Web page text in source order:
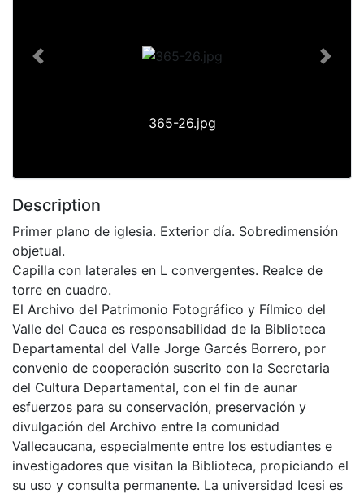
365-26.jpg
Previous Next
Description
Primer plano de iglesia. Exterior día. Sobredimensión
objetual.
Capilla con laterales en L convergentes. Realce de
torre en cuadro.
El Archivo del Patrimonio Fotográfico y Fílmico del
Valle del Cauca es responsabilidad de la Biblioteca
Departamental del Valle Jorge Garcés Borrero, por
convenio de cooperación suscrito con la Secretaria
del Cultura Departamental, con el fin de aunar
esfuerzos para su conservación, preservación y
divulgación del Archivo entre la comunidad
Vallecaucana, especialmente entre los estudiantes e
investigadores que visitan la Biblioteca, propiciando el
su uso y consulta permanente. La universidad Icesi es